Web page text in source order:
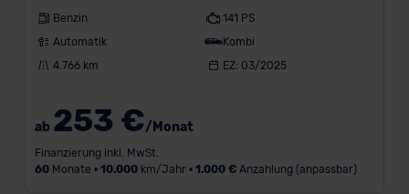
(9)
Renault
(39)
Benzin
141 PS
Automatik
Kombi
4.766 km
EZ: 03/2025
ab 253 €/Monat
Finanzierung inkl. MwSt.
60Monate • 10.000km/Jahr • 1.000 €Anzahlung (anpassbar)